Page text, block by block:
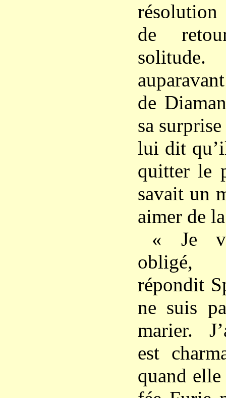
de
de
sa
lui dit
quitter le
savait un
aimer de
« Je
obligé,
répondit
ne suis
marier.
est
quand